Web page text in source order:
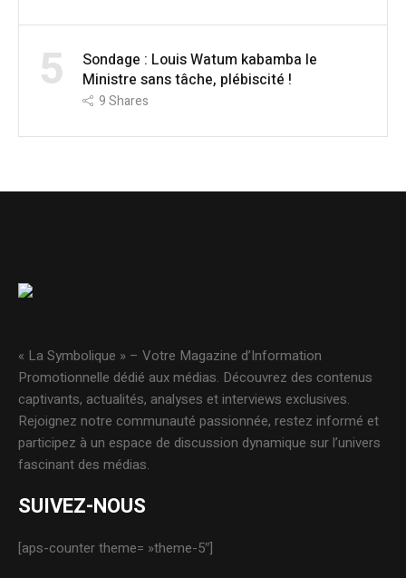
5
Sondage : Louis Watum kabamba le
Ministre sans tâche, plébiscité !
9Shares
« La Symbolique » – Votre Magazine d’Information
Promotionnelle dédié aux médias. Découvrez des contenus
captivants, actualités, analyses et interviews exclusives.
Rejoignez notre communauté passionnée, restez informé et
participez à un espace de discussion dynamique sur l’univers
fascinant des médias.
SUIVEZ-NOUS
[aps-counter theme= »theme-5″]